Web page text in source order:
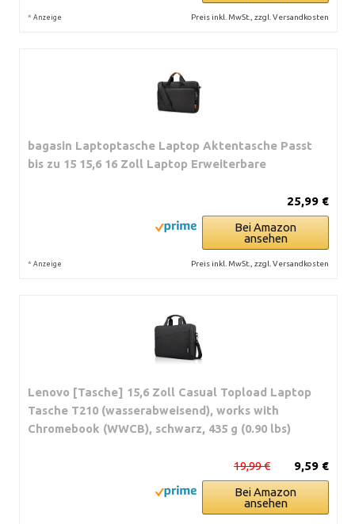
* Anzeige Preis inkl. MwSt., zzgl. Versandkosten
bagasin Laptoptasche Laptop Aktentasche Passt
bis zu 15 15,6 16 Zoll Laptop Erweiterbare
25,99 €
Bei Amazon
ansehen
* Anzeige Preis inkl. MwSt., zzgl. Versandkosten
Lenovo [Tasche] 15,6 Zoll Casual Topload Laptop
Tasche T210 (wasserabweisend), works with
Chromebook (WWCB), schwarz, 435 g (0.90 lbs)
9,59 €
19,99 €
Bei Amazon
ansehen